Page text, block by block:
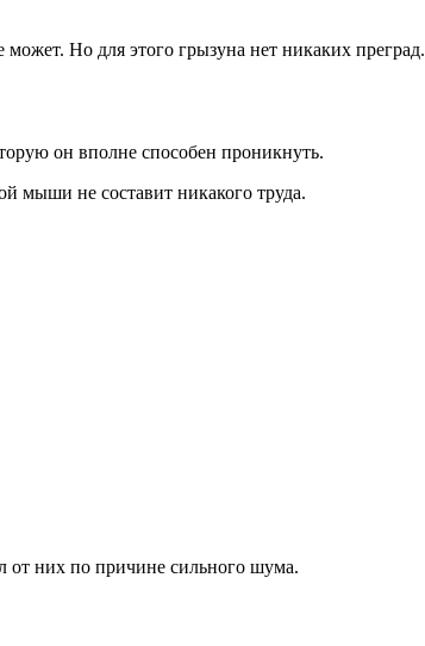
Но для этого грызуна нет никаких преград.
он вполне способен проникнуть.
мыши не составит никакого труда.
от них по причине сильного шума.